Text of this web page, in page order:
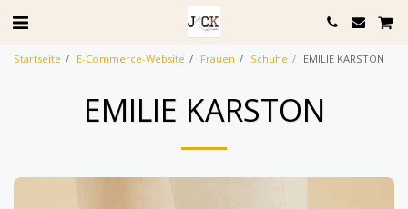
Startseite E-Commerce-Website Frauen Schuhe EMILIE KARSTON
EMILIE KARSTON